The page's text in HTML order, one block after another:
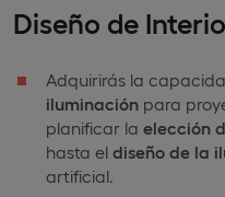
Diseño de
Adquirirás la
iluminación para
planificar la elección
hasta el diseño de la
artificial.